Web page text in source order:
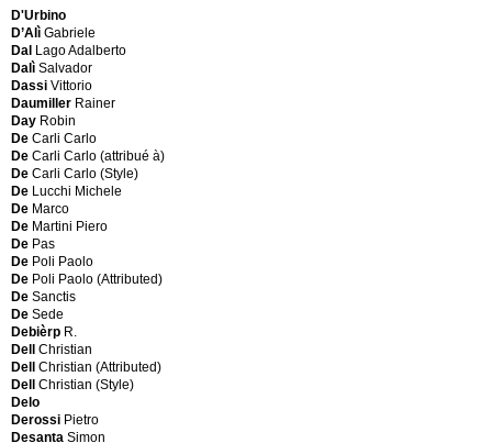
Thorup
Bonet
Antonio
Bonetto
Rodolfo
Bonfanti
Renata
Borsani
Osvaldo
Borsani
Osvaldo
(Attribué)
Borsani
Osvaldo
(Style)
Bosse
Walter
Botta
Enrico
Botta
Mario
Boule
Tribe
Boyer
Michel
Burkart
Burkhart
Handarbeit
C
C
Fillot
Frapee
C.
Goni
C.A.S.
Vietri
C&B
Cado
Cama
Campanino
Candle
Candle
Milano
Franco
Cantù
D'Urbino
D’Alì Gabriele
Dal Lago Adalberto
Dalì Salvador
Dassi Vittorio
Daumiller Rainer
Day Robin
De Carli Carlo
De Carli Carlo (attribué à)
De Carli Carlo (Style)
De Lucchi Michele
De Marco
De Martini Piero
De Pas
De Poli Paolo
De Poli Paolo (Attributed)
De Sanctis
De Sede
Debièrp R.
Dell Christian
Dell Christian (Attributed)
Dell Christian (Style)
Delo
Derossi Pietro
Desanta Simon